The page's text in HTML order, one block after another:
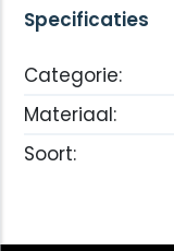
Specificaties
Categorie:
Materiaal:
Soort: